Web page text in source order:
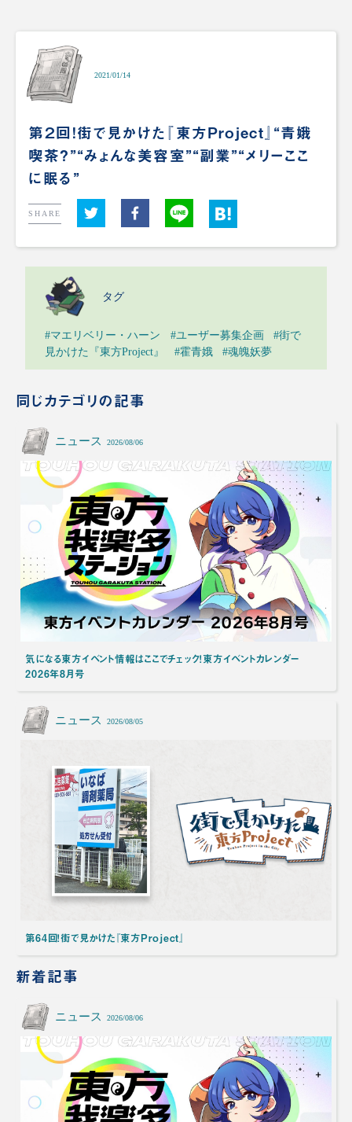
2021/01/14
第２回！街で見かけた『東方Project』“青娥
喫茶？”“みょんな美容室”“副業”“メリーここ
に眠る”
SHARE
タグ
#マエリベリー・ハーン #ユーザー募集企画
#街で
見かけた『東方Project』
#霍青娥 #魂魄妖夢
同じカテゴリの記事
ニュース 2026/08/06
気になる東方イベント情報はここでチェック！東方イベントカレンダー
2026年8月号
ニュース 2026/08/05
第64回！街で見かけた『東方Project』
新着記事
ニュース 2026/08/06